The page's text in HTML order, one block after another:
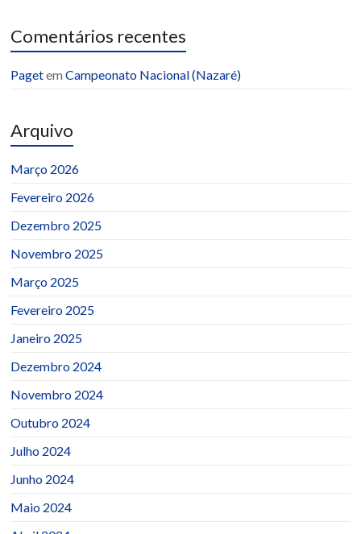
Comentários recentes
PagetemCampeonato Nacional (Nazaré)
Arquivo
Março 2026
Fevereiro 2026
Dezembro 2025
Novembro 2025
Março 2025
Fevereiro 2025
Janeiro 2025
Dezembro 2024
Novembro 2024
Outubro 2024
Julho 2024
Junho 2024
Maio 2024